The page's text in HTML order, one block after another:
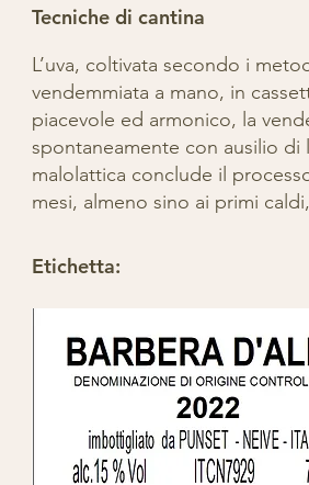
Tecniche di cantina
L’uva, coltivata secondo i
vendemmiata a mano, in
piacevole ed armonico, la
spontaneamente con ausilio di
malolattica conclude il
mesi, almeno sino ai primi
Etichetta: